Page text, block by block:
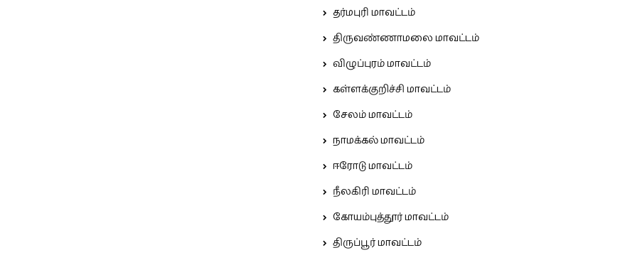
தர்மபுரி மாவட்டம்
திருவண்ணாமலை மாவட்டம்
விழுப்புரம் மாவட்டம்
கள்ளக்குறிச்சி மாவட்டம்
சேலம் மாவட்டம்
நாமக்கல் மாவட்டம்
ஈரோடு மாவட்டம்
நீலகிரி மாவட்டம்
கோயம்புத்தூர் மாவட்டம்
திருப்பூர் மாவட்டம்